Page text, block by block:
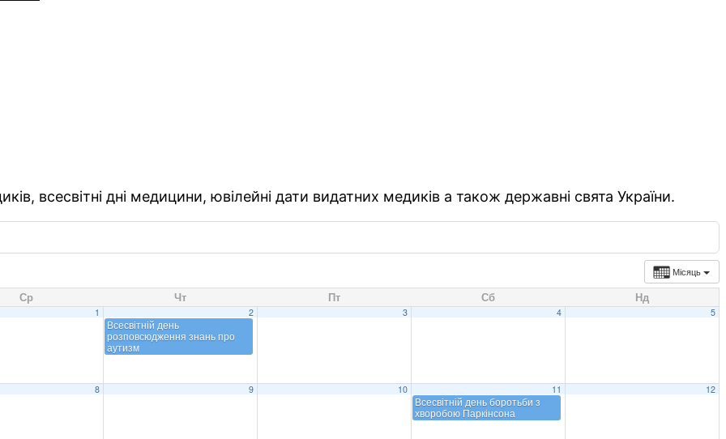
всесвітні дні медицини, ювілейні дати видатних медиків а також державні свята України.
Місяць
Ср Чт Пт Сб Нд
1 2
Всесвітній день
розповсюдження знань про
аутизм
3 4 5
8 9 10 11
Всесвітній день боротьби з
хворобою Паркінсона
12